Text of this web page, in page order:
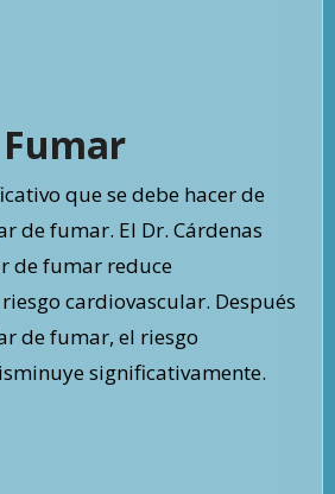
que se debe hacer de
de fumar. El Dr. Cárdenas
de fumar reduce
cardiovascular. Después
de fumar, el riesgo
significativamente.